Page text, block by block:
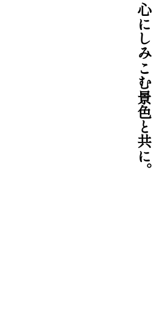
心にしみこむ景色と共に。